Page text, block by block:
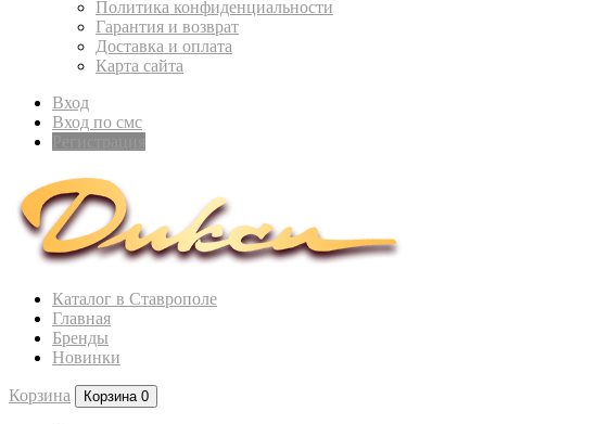
Политика конфиденциальности
Гарантия и возврат
Доставка и оплата
Карта сайта
Вход
Вход по смс
Каталог в Ставрополе
Главная
Бренды
Новинки
Корзина Корзина 0